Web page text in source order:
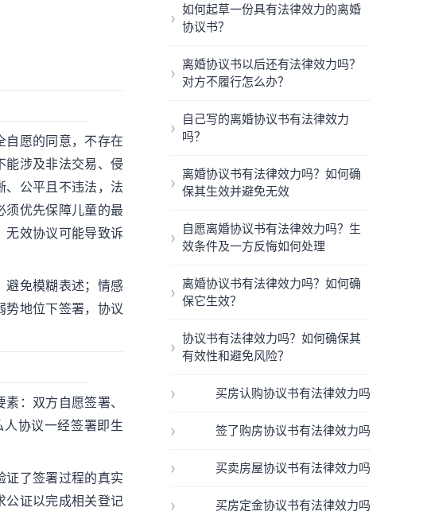
自愿的同意，不存在
能涉及非法交易、侵
、公平且不违法，法
须优先保障儿童的最
无效协议可能导致诉
避免模糊表述；情感
势地位下签署，协议
：双方自愿签署、
协议一经签署即生
证了签署过程的真实
公证以完成相关登记
如何起草一份具有法律效力的离婚
协议书？
离婚协议书以后还有法律效力吗？
对方不履行怎么办？
自己写的离婚协议书有法律效力
吗？
离婚协议书有法律效力吗？如何确
保其生效并避免无效
自愿离婚协议书有法律效力吗？生
效条件及一方反悔如何处理
离婚协议书有法律效力吗？如何确
保它生效？
协议书有法律效力吗？如何确保其
有效性和避免风险？
买房认购协议书有法律效力吗
签了购房协议书有法律效力吗
买卖房屋协议书有法律效力吗
买房定金协议书有法律效力吗